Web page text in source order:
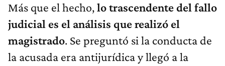
Más que el hecho,lo trascendente del fallo
judicial es el análisis que realizó el
magistrado. Se preguntó si la conducta de
la acusada era antijurídica y llegó a la